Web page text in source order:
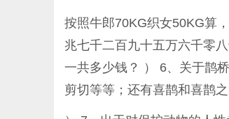
按照牛郎70KG织女50KG算
兆七千二百九十五万六千零
一共多少钱？ ） 6、关于鹊
剪切等等；还有喜鹊和喜鹊